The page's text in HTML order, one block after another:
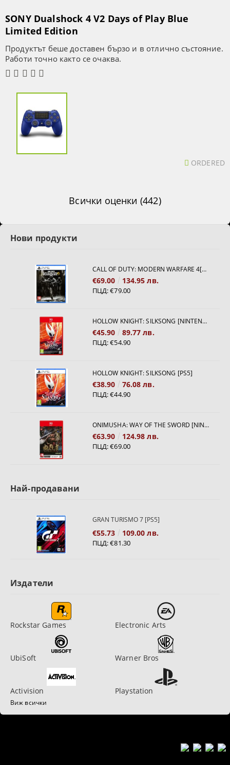
SONY Dualshock 4 V2 Days of Play Blue
Limited Edition
Продуктът беше доставен бързо и в отлично състояние.
Работи точно както се очаква.
ORDERED
Всички оценки (442)
Нови продукти
CALL OF DUTY: MODERN WARFARE 4[PS5]
€69.00 134.95 лв.
ПЦД:€79.00
HOLLOW KNIGHT: SILKSONG [NINTENDO SWITCH 2]
€45.90 89.77 лв.
ПЦД:€54.90
HOLLOW KNIGHT: SILKSONG [PS5]
€38.90 76.08 лв.
ПЦД:€44.90
ONIMUSHA: WAY OF THE SWORD [NINTENDO SWITCH 2]
€63.90 124.98 лв.
ПЦД:€69.00
Най-продавани
GRAN TURISMO 7 [PS5]
€55.73 109.00 лв.
ПЦД:€81.30
Издатели
Rockstar Games Electronic Arts
UbiSoft Warner Bros
Activision Playstation
Виж всички